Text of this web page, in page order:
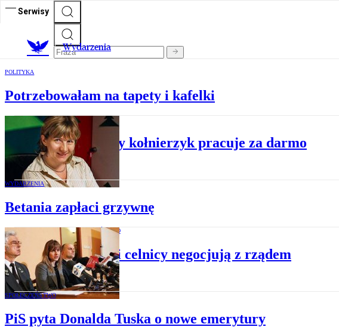
Serwisy
Wydarzenia
POLITYKA
Potrzebowałam na tapety i kafelki
WYDARZENIA
Jak biały kołnierzyk pracuje za darmo
WYDARZENIA
Betania zapłaci grzywnę
SPOŁECZEŃSTWO
Skłóceni celnicy negocjują z rządem
SPOŁECZEŃSTWO
PiS pyta Donalda Tuska o nowe emerytury